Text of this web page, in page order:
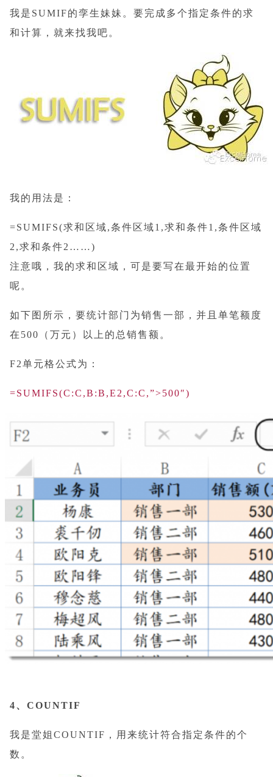
我是SUMIF的孪生妹妹。要完成多个指定条件的求
和计算，就来找我吧。
我的用法是：
=SUMIFS(求和区域,条件区域1,求和条件1,条件区域
2,求和条件2……)
注意哦，我的求和区域，可是要写在最开始的位置
呢。
如下图所示，要统计部门为销售一部，并且单笔额度
在500（万元）以上的总销售额。
F2单元格公式为：
=SUMIFS(C:C,B:B,E2,C:C,”>500″)
4、COUNTIF
我是堂姐COUNTIF，用来统计符合指定条件的个
数。